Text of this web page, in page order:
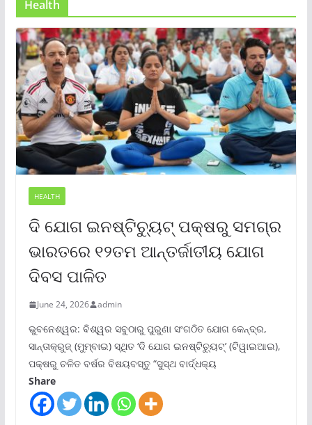
Health
HEALTH
ଦି ଯୋଗ ଇନଷ୍ଟିଚ୍ୟୁଟ୍ ପକ୍ଷରୁ ସମଗ୍ର
ଭାରତରେ ୧୨ତମ ଆନ୍ତର୍ଜାତୀୟ ଯୋଗ
ଦିବସ ପାଳିତ
June 24, 2026 admin
ଭୁବନେଶ୍ୱର: ବିଶ୍ୱର ସବୁଠାରୁ ପୁରୁଣା ସଂଗଠିତ ଯୋଗ କେନ୍ଦ୍ର,
ସାନ୍ତାକ୍ରୁଜ୍ (ମୁମ୍ବାଇ) ସ୍ଥିତ ‘ଦି ଯୋଗ ଇନଷ୍ଟିଚ୍ୟୁଟ୍‌’ (ଟିୱାଇଆଇ),
ପକ୍ଷରୁ ଚଳିତ ବର୍ଷର ବିଷୟବସ୍ତୁ “ସୁସ୍ଥ ବାର୍ଦ୍ଧକ୍ୟ
Share